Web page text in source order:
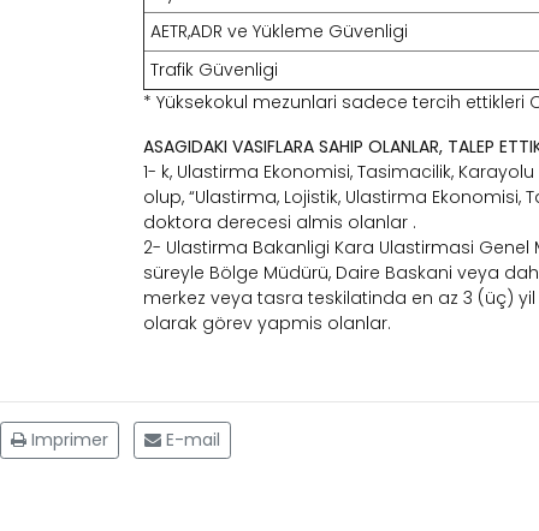
AETR,ADR ve Yükleme Güvenligi
Trafik Güvenligi
* Yüksekokul mezunlari sadece tercih ettikleri
ASAGIDAKI VASIFLARA SAHIP OLANLAR, TALEP
1- k, Ulastirma Ekonomisi, Tasimacilik,
olup, “Ulastirma, Lojistik, Ulastirma
doktora derecesi almis olanlar .
2- Ulastirma Bakanligi Kara Ulastirmasi
süreyle Bölge Müdürü, Daire Baskani veya
merkez veya tasra teskilatinda en az 3 (üç)
olarak görev yapmis olanlar.
Imprimer E-mail